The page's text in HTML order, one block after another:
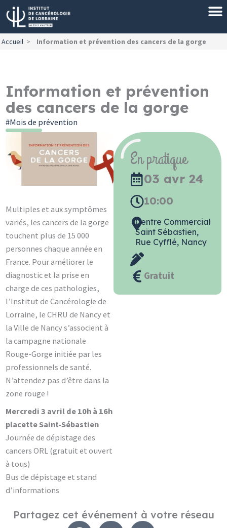
Aller
au
contenu
Accueil > Information et prévention des cancers de la gorge
Information et prévention
des cancers de la gorge
Mois de prévention
Multiples et aux symptômes
variés, les cancers de la gorge
touchent plus de 15 000
personnes chaque année en
France. Pour améliorer le
diagnostic et la prise en
charge de ces pathologies,
l’Institut de Cancérologie de
Lorraine, le CHRU de Nancy et
la Ville de Nancy s’associent à
la campagne nationale
Rouge-Gorge initiée par les
professionnels de santé.
N’attendez pas d’être dans la
zone rouge !
Mercredi 3 avril de 10h à 16h
placette Saint-Sébastien
Journée de dépistage des
cancers ORL (gratuit et ouvert
à tous)
Bus de dépistage et stand
d’informations
En pratique
03 avr 24
10:00
Centre Commercial
Saint Sébastien,
Rue Cyfflé, Nancy
Gratuit
Partagez cet événement à votre réseau